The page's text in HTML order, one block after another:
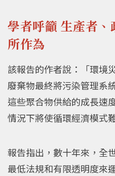
學者呼籲 生產者
所作為
該報告的作者說：「環境
廢棄物最終將污染管理
這些聚合物供給的成長
情況下將使循環經濟模式
報告指出，數十年來，全
最低法規和有限透明度來